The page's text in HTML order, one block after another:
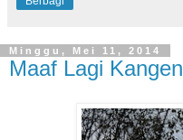
Minggu, Mei 11, 2014
Maaf Lagi Kangen